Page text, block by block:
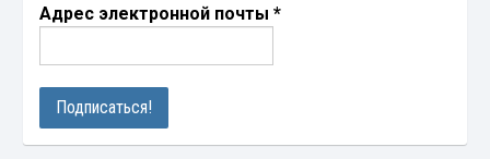
Адрес электронной почты*